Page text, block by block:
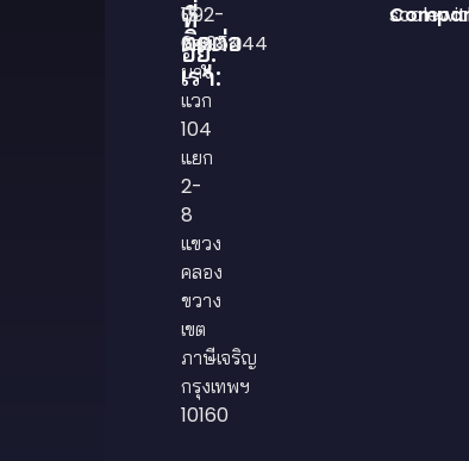
ที่
อยู่:
15
ซอย
บาง
แวก
104
แยก
2-
8
แขวง
คลอง
ขวาง
เขต
ภาษีเจริญ
กรุงเทพฯ
10160
ติดต่อ
เรา:
092-
6495444